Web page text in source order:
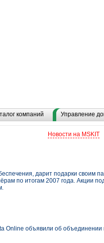
компаний Управление
Новости на MSKIT
дарит подарки своим
по итогам 2007 года. Акции
Online объявили об объединении